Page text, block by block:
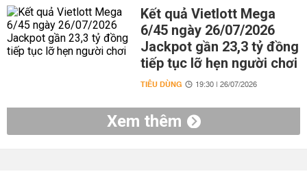
Kết quả Vietlott Mega
6/45 ngày 26/07/2026
Jackpot gần 23,3 tỷ đồng
tiếp tục lỡ hẹn người chơi
TIÊU DÙNG 19:30 | 26/07/2026
Xem thêm